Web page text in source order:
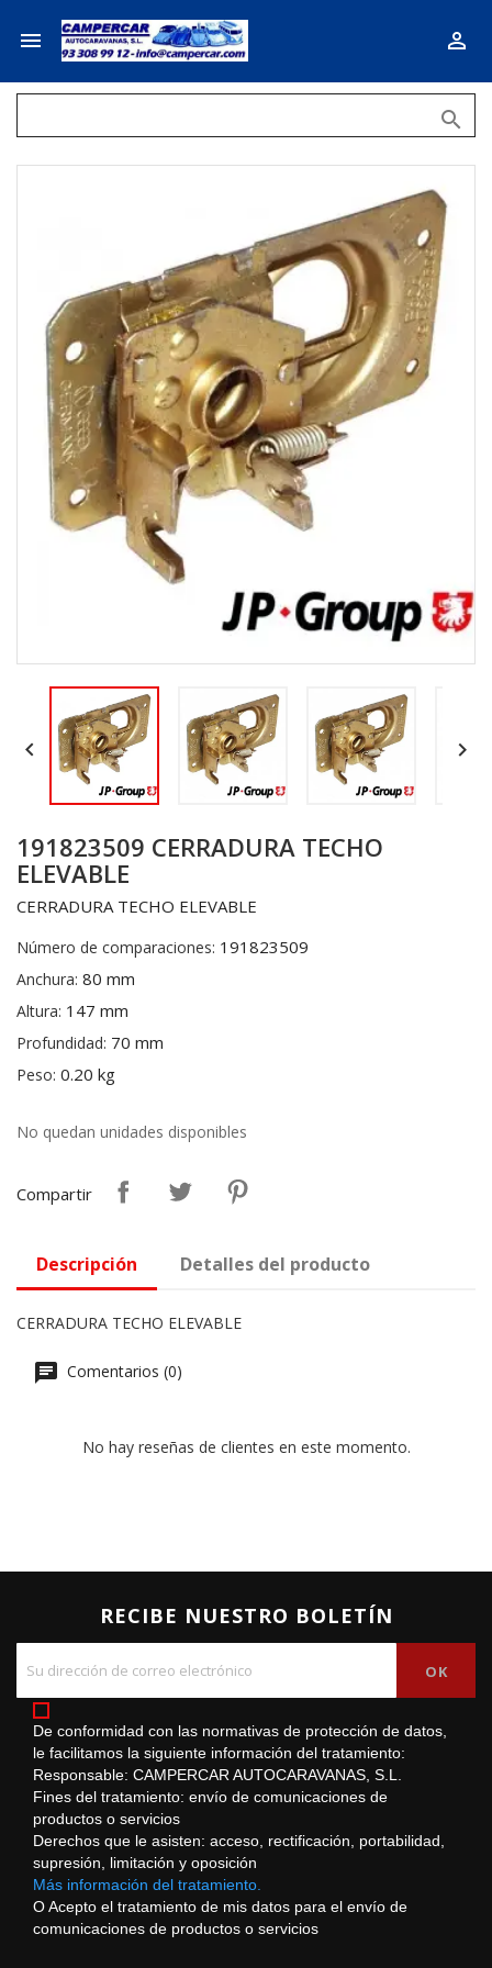
 

 
191823509 CERRADURA TECHO
ELEVABLE
CERRADURA TECHO ELEVABLE
Número de comparaciones: 191823509
Anchura: 80 mm
Altura: 147 mm
Profundidad: 70 mm
Peso: 0.20 kg
No quedan unidades disponibles
Compartir
Descripción Detalles del producto
CERRADURA TECHO ELEVABLE
Comentarios (0)
No hay reseñas de clientes en este momento.
RECIBE NUESTRO BOLETÍN
De conformidad con las normativas de protección de datos,
le facilitamos la siguiente información del tratamiento:
Responsable: CAMPERCAR AUTOCARAVANAS, S.L.
Fines del tratamiento: envío de comunicaciones de
productos o servicios
Derechos que le asisten: acceso, rectificación, portabilidad,
supresión, limitación y oposición
Más información del tratamiento.
O Acepto el tratamiento de mis datos para el envío de
comunicaciones de productos o servicios